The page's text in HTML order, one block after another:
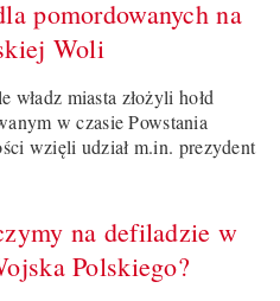
pomordowanych na
Woli
miasta złożyli hołd
w czasie Powstania
wzięli udział m.in. prezydent
na defiladzie w
Polskiego?